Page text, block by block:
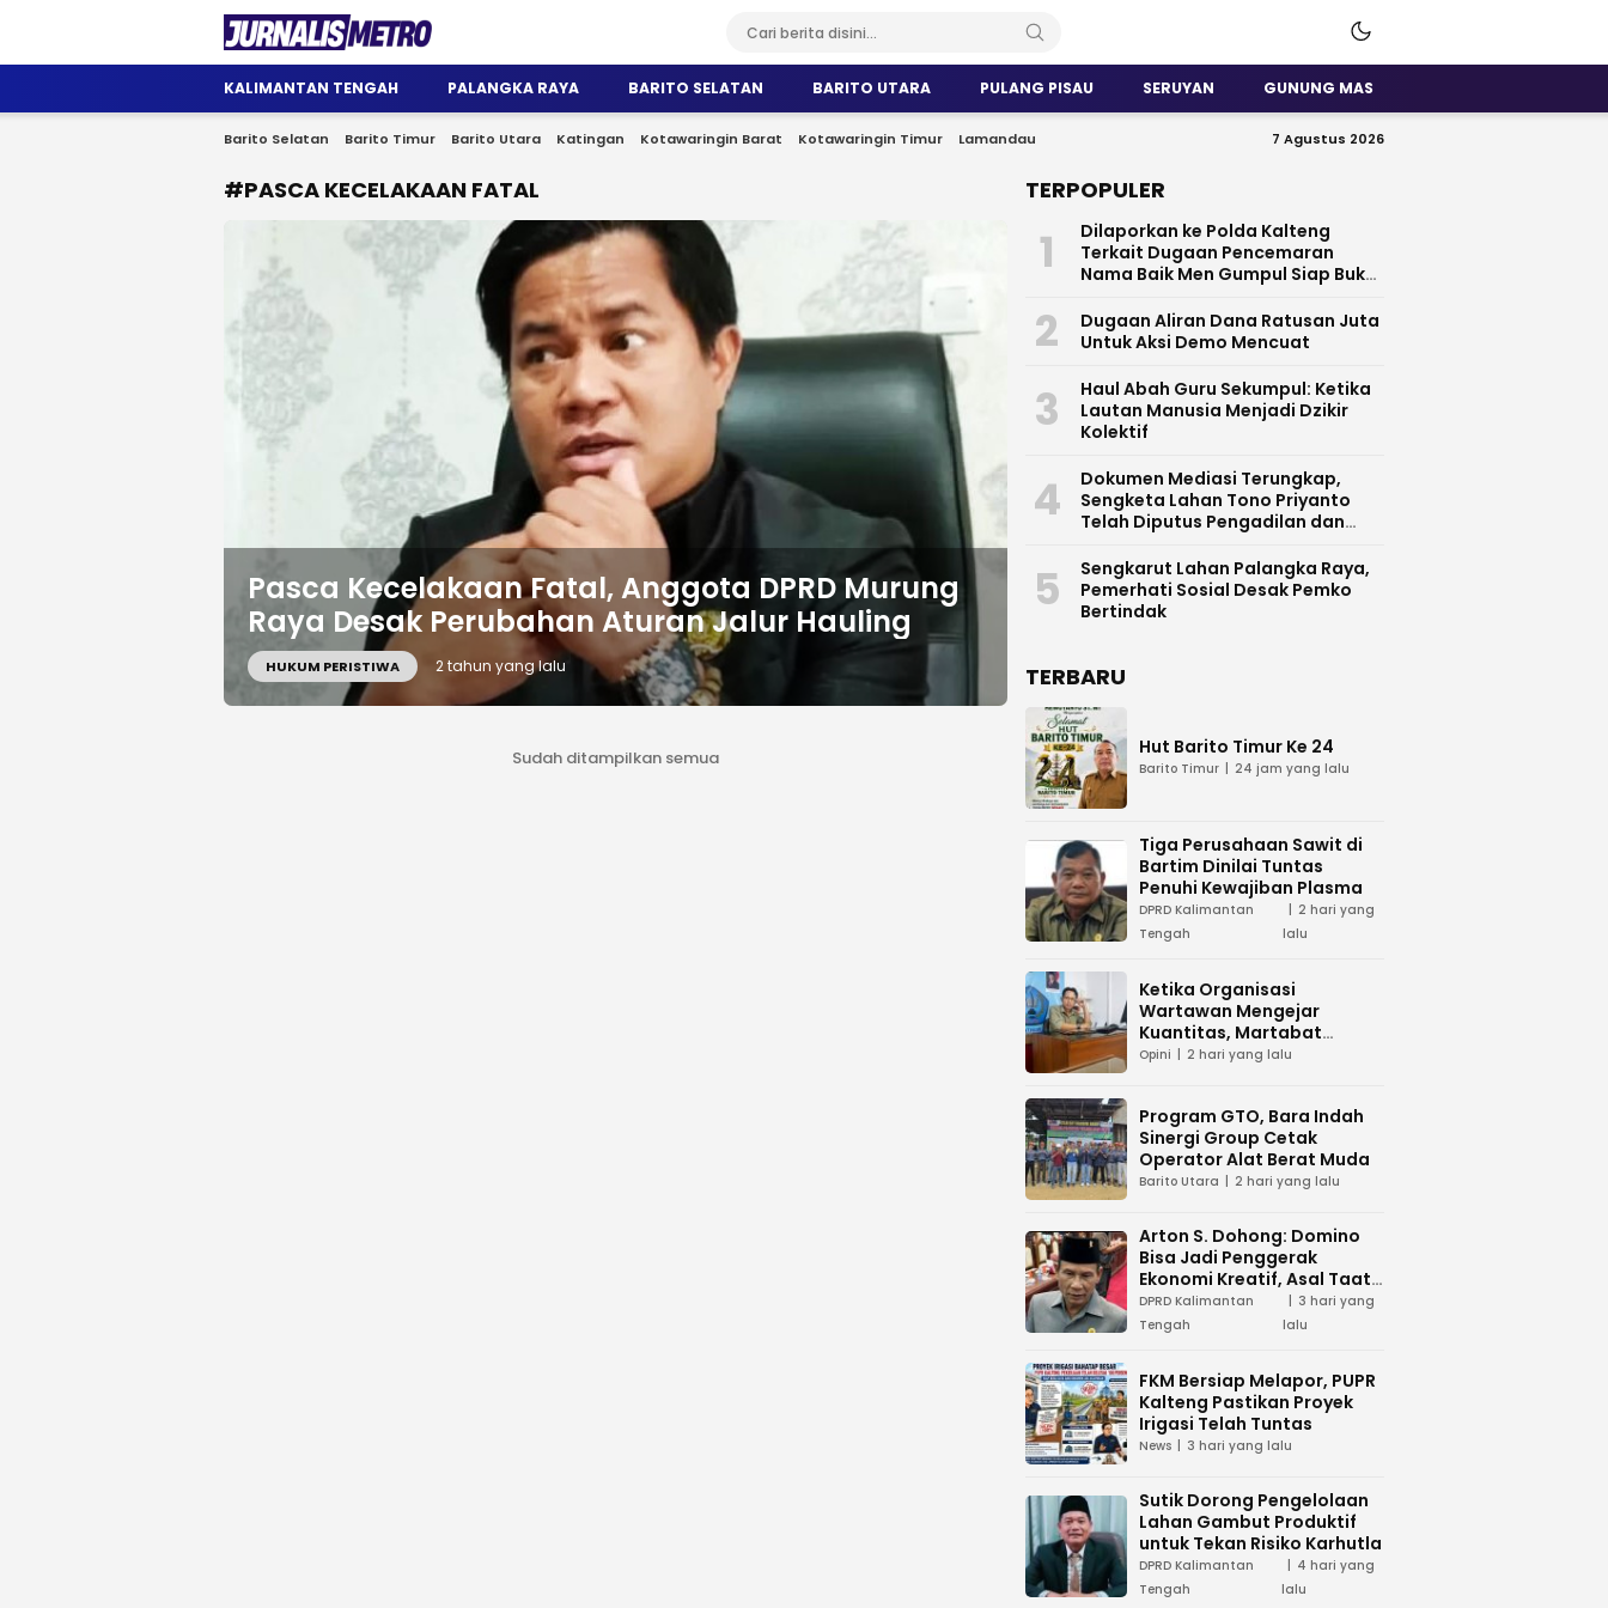
Jurnalis Metro
Satu Wadah Informasi
KALIMANTAN TENGAH PALANGKA RAYA BARITO SELATAN BARITO UTARA PULANG PISAU SERUYAN GUNUNG MAS
Barito Selatan Barito Timur Barito Utara Katingan Kotawaringin Barat Kotawaringin Timur Lamandau 7 Agustus 2026
#PASCA KECELAKAAN FATAL
Pasca Kecelakaan Fatal, Anggota DPRD Murung
Raya Desak Perubahan Aturan Jalur Hauling
HUKUM PERISTIWA 2 tahun yang lalu
Sudah ditampilkan semua
TERPOPULER
1
Dilaporkan ke Polda Kalteng
Terkait Dugaan Pencemaran
Nama Baik Men Gumpul Siap Buka
2
Dugaan Aliran Dana Ratusan Juta
Untuk Aksi Demo Mencuat
3
Haul Abah Guru Sekumpul: Ketika
Lautan Manusia Menjadi Dzikir
Kolektif
4
​Dokumen Mediasi Terungkap,
Sengketa Lahan Tono Priyanto
Telah Diputus Pengadilan dan
5
Sengkarut Lahan Palangka Raya,
Pemerhati Sosial Desak Pemko
Bertindak
TERBARU
Hut Barito Timur Ke 24
Barito Timur 24 jam yang lalu
Tiga Perusahaan Sawit di
Bartim Dinilai Tuntas
Penuhi Kewajiban Plasma
DPRD Kalimantan
Tengah
2 hari yang
lalu
Ketika Organisasi
Wartawan Mengejar
Kuantitas, Martabat
Profesi Menjadi Taruhan
Opini 2 hari yang lalu
Program GTO, Bara Indah
Sinergi Group Cetak
Operator Alat Berat Muda
Barito Utara 2 hari yang lalu
Arton S. Dohong: Domino
Bisa Jadi Penggerak
Ekonomi Kreatif, Asal Taat
Aturan
DPRD Kalimantan
Tengah
3 hari yang
lalu
FKM Bersiap Melapor, PUPR
Kalteng Pastikan Proyek
Irigasi Telah Tuntas
News 3 hari yang lalu
Sutik Dorong Pengelolaan
Lahan Gambut Produktif
untuk Tekan Risiko Karhutla
DPRD Kalimantan
Tengah
4 hari yang
lalu